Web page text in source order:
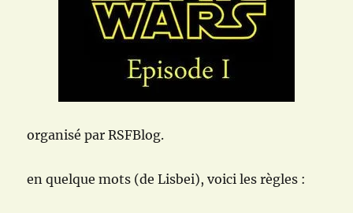
organisé parRSFBlog.
en quelque mots (de Lisbei), voici les règles :